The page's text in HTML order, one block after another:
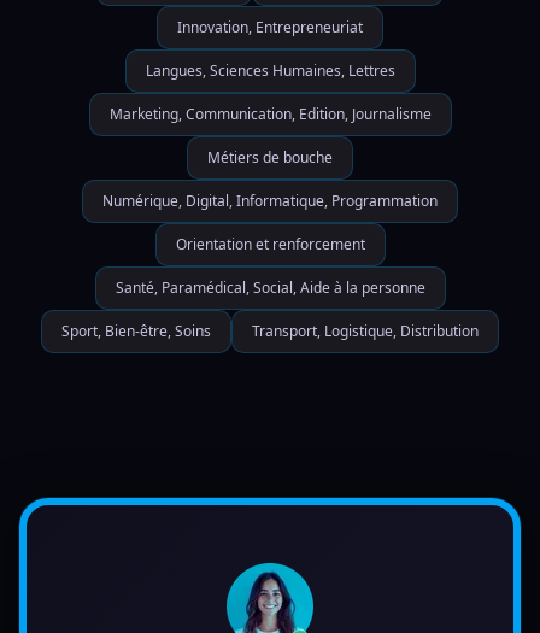
Innovation, Entrepreneuriat
Langues, Sciences Humaines, Lettres
Marketing, Communication, Edition, Journalisme
Métiers de bouche
Numérique, Digital, Informatique, Programmation
Orientation et renforcement
Santé, Paramédical, Social, Aide à la personne
Sport, Bien-être, Soins Transport, Logistique, Distribution